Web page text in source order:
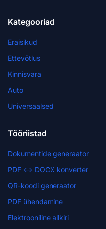
Kategooriad
Eraisikud
Ettevõtlus
Kinnisvara
Auto
Universaalsed
Tööriistad
Dokumentide generaator
PDF ↔ DOCX konverter
QR-koodi generaator
PDF ühendamine
Elektrooniline allkiri